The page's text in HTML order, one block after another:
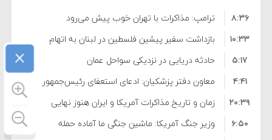
ترامپ: مذاکرات با تهران خوب پیش می‌رود
۸:۳۶
بازداشت سفیر پیشین فلسطین در لبنان به اتهام
فساد و اختلاس اموال
۱۰:۳۳
حادثه دریایی در نزدیکی سواحل عمان
۵:۱۷
معاون دفتر پزشکیان: ادعای استعفای رئیس‌جمهور
واهی و کذب محض است
۴:۴۱
زمان و تاریخ مذاکرات آمریکا و ایران هنوز نهایی
نشده است
۲۰:۳۹
وزیر جنگ آمریکا: ماشین جنگی ما آماده حمله
۶:۵۰
×